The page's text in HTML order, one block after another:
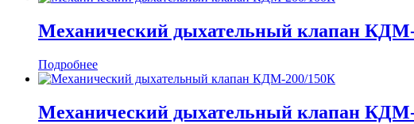
Механический дыхательный клапан
Подробнее
Механический дыхательный клапан